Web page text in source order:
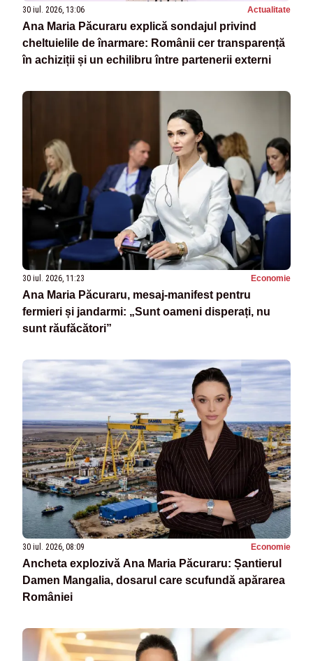
30 iul. 2026, 13:06 Actualitate
Ana Maria Păcuraru explică sondajul privind
cheltuielile de înarmare: Românii cer transparență
în achiziții și un echilibru între partenerii externi
30 iul. 2026, 11:23 Economie
Ana Maria Păcuraru, mesaj-manifest pentru
fermieri și jandarmi: „Sunt oameni disperați, nu
sunt răufăcători”
30 iul. 2026, 08:09 Economie
Ancheta explozivă Ana Maria Păcuraru: Șantierul
Damen Mangalia, dosarul care scufundă apărarea
României